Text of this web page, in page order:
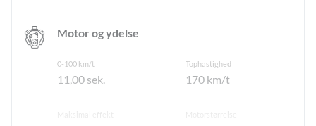
Motor og ydelse
0-100 km/t
11,00 sek.
Tophastighed
170 km/t